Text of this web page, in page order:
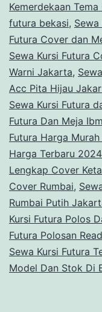
Kemerdekaan
futura bekasi, Sewa
Futura Cover dan
Sewa Kursi Futura
Warni Jakarta,
Acc Pita Hijau
Sewa Kursi Futura
Futura Dan Meja
Futura Harga
Harga Terbaru
Lengkap Cover
Cover Rumbai,
Rumbai Putih
Kursi Futura Polos
Futura Polosan
Sewa Kursi Futura
Model Dan Stok Di